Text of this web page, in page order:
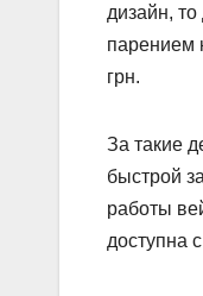
дизайн,
парением
грн.
За такие
быстрой
работы
доступна